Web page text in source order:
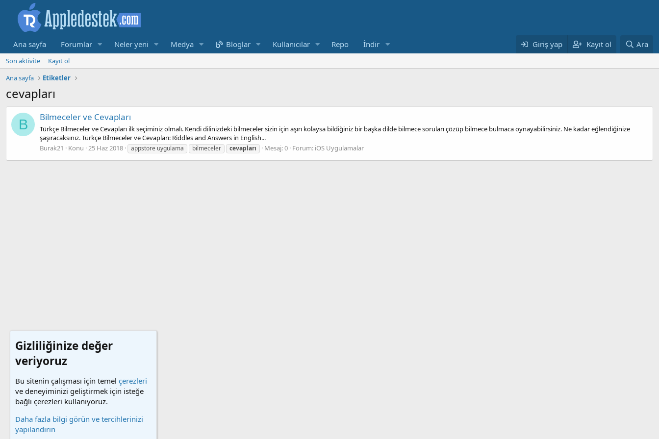
Ana sayfa Forumlar Neler yeni Medya Bloglar Kullanıcılar Repo İndir Giriş yap Kayıt ol Ara
Son aktivite
Kayıt ol
Ana sayfa
Etiketler
cevapları
B Bilmeceler ve Cevapları
Türkçe Bilmeceler ve Cevapları ilk seçiminiz olmalı. Kendi dilinizdeki bilmeceler sizin için aşırı kolaysa bildiğiniz bir başka dilde bilmece soruları çözüp bilmece bulmaca oynayabilirsiniz. Ne kadar eğlendiğinize
şaşıracaksınız. Türkçe Bilmeceler ve Cevapları: Riddles and Answers in English...
Burak21
Konu 25 Haz 2018 appstore uygulama bilmeceler cevapları Mesaj: 0 Forum: iOS Uygulamalar
Gizliliğinize değer
veriyoruz
Bu sitenin çalışması için temel çerezleri
ve deneyiminizi geliştirmek için isteğe
bağlı çerezleri kullanıyoruz.
Daha fazla bilgi görün ve tercihlerinizi
yapılandırın